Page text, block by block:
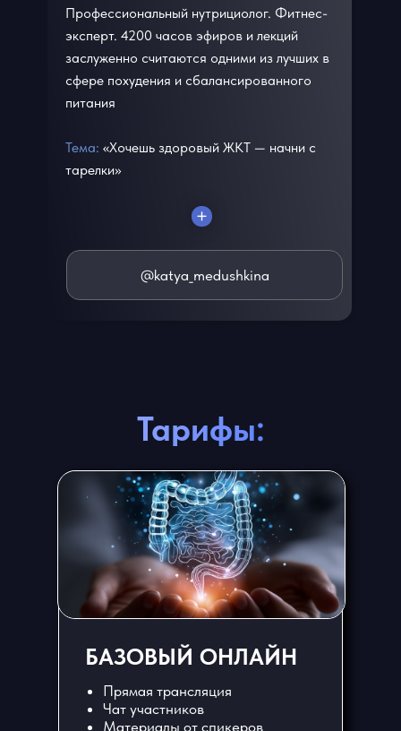
@katya_medushkina
Профессиональный нутрициолог. Фитнес-
эксперт. 4200 часов эфиров и лекций
заслуженно считаются одними из лучших в
сфере похудения и сбалансированного
питания
Тема: «Хочешь здоровый ЖКТ — начни с
тарелки»
БАЗОВЫЙ ОНЛАЙН
Прямая трансляция
Чат участников
Материалы от спикеров
Тарифы: